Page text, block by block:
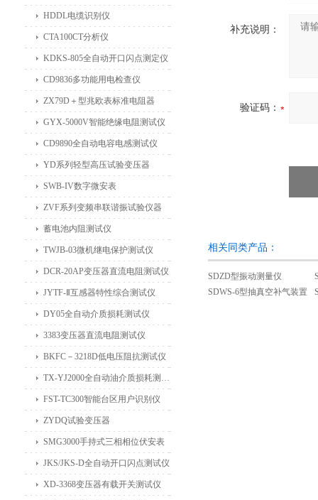
补充说明：
验证码：
相关同类产品：
SDZD型振动测量仪
SDWS-6型抽真空补气装置
HDDL电缆识别仪
CTA100CT分析仪
KDKS-805全自动开口闪点测定仪
CD9836多功能用电检查仪
ZX79D＋型兆欧表标准电阻器
GYX-5000V智能绝缘电阻测试仪
CD9890全自动电容电感测试仪
YD系列轻型高压试验变压器
SWB-IV数字微安表
ZVF系列变频串联谐振试验仪器
蓄电池内阻测试仪
TWJB-03微机继电保护测试仪
DCR-20AP变压器直流电阻测试仪
JYTF-Ⅱ互感器特性综合测试仪
DY05全自动介质损耗测试仪
3383变压器直流电阻测试仪
BKFC－3218D低电压阻抗测试仪
TX-YJ2000全自动油介质损耗测试仪
FST-TC300智能台区用户识别仪
ZYDQ试验变压器
SMG3000手持式三相相位伏安表
JKS/JKS-D全自动开口闪点测试仪
XD-3368变压器有载开关测试仪